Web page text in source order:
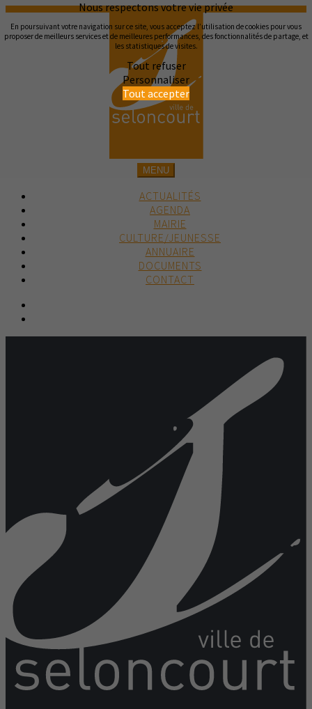
Nous respectons votre vie privée
En poursuivant votre navigation sur ce site, vous acceptez l’utilisation de cookies pour vous
proposer de meilleurs services et de meilleures performances, des fonctionnalités de partage, et
les statistiques de visites.
Tout refuser
Personnaliser
Tout accepter
MENU
ACTUALITÉS
AGENDA
MAIRIE
CULTURE/JEUNESSE
ANNUAIRE
DOCUMENTS
CONTACT